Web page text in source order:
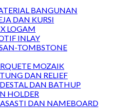
BANGUNAN
DAN KURSI
LOGAM
INLAY
TOMBSTONE
MOZAIK
DAN RELIEF
DAN BATHUP
HOLDER
DAN NAMEBOARD